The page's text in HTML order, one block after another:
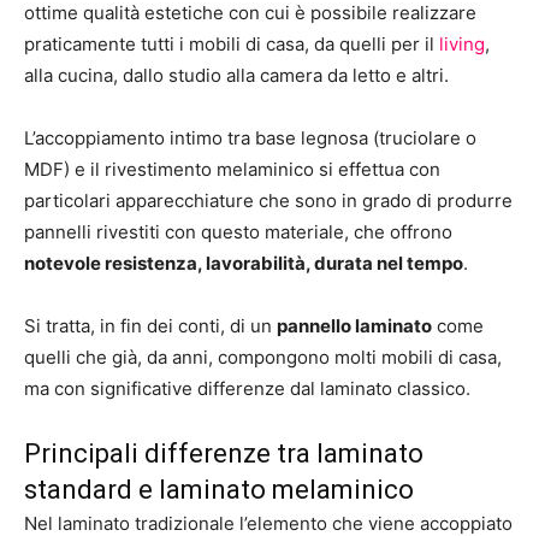
ottime qualità estetiche con cui è possibile realizzare
praticamente tutti i mobili di casa, da quelli per il living,
alla cucina, dallo studio alla camera da letto e altri.
L’accoppiamento intimo tra base legnosa (truciolare o
MDF) e il rivestimento melaminico si effettua con
particolari apparecchiature che sono in grado di produrre
pannelli rivestiti con questo materiale, che offrono
notevole resistenza, lavorabilità, durata nel tempo.
Si tratta, in fin dei conti, di un pannello laminato come
quelli che già, da anni, compongono molti mobili di casa,
ma con significative differenze dal laminato classico.
Principali differenze tra laminato
standard e laminato melaminico
Nel laminato tradizionale l’elemento che viene accoppiato